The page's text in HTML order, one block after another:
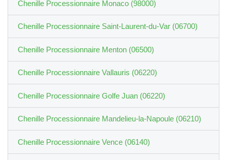
Chenille Processionnaire Monaco (98000)
Chenille Processionnaire Saint-Laurent-du-Var (06700)
Chenille Processionnaire Menton (06500)
Chenille Processionnaire Vallauris (06220)
Chenille Processionnaire Golfe Juan (06220)
Chenille Processionnaire Mandelieu-la-Napoule (06210)
Chenille Processionnaire Vence (06140)